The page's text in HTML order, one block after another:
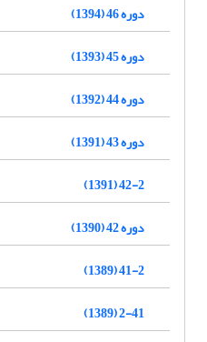
دوره 46 (1394)
دوره 45 (1393)
دوره 44 (1392)
دوره 43 (1391)
42-2 (1391)
دوره 42 (1390)
41-2 (1389)
2-41 (1389)